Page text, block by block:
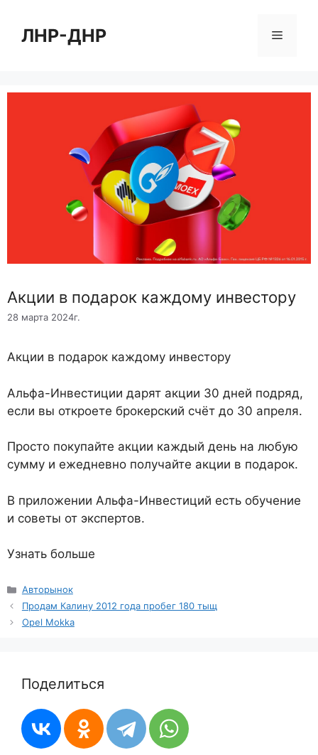
содержимому
ЛНР-ДНР Меню
Акции в подарок каждому инвестору
28 марта 2024г.
Акции в подарок каждому инвестору
Альфа-Инвестиции дарят акции 30 дней подряд,
если вы откроете брокерский счёт до 30 апреля.
Просто покупайте акции каждый день на любую
сумму и ежедневно получайте акции в подарок.
В приложении Альфа-Инвестиций есть обучение
и советы от экспертов.
Узнать больше
Рубрики
Авторынок
Продам Калину 2012 года пробег 180 тыщ
Opel Mokka
Поделиться